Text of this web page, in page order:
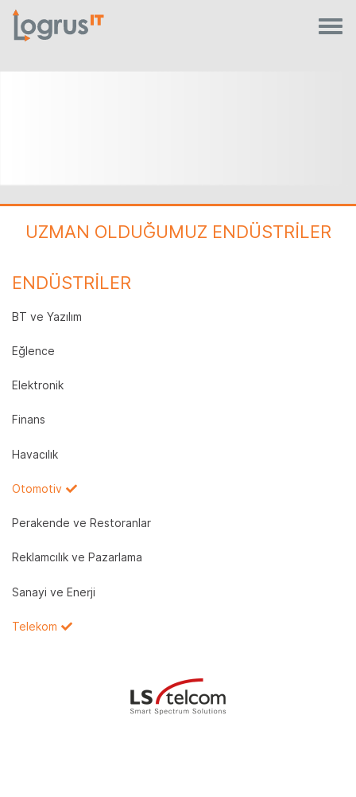
UZMAN OLDUĞUMUZ ENDÜSTRİLER
ENDÜSTRİLER
BT ve Yazılım
Eğlence
Elektronik
Finans
Havacılık
Otomotiv
Perakende ve Restoranlar
Reklamcılık ve Pazarlama
Sanayi ve Enerji
Telekom